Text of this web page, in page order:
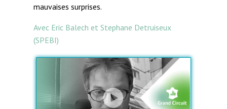
mauvaises surprises.
Avec Eric Balech et Stephane Detruiseux
(SPEBI)